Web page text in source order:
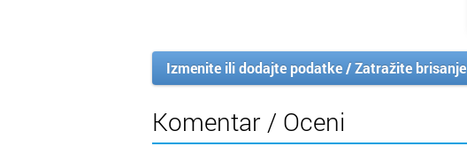
Izmenite ili dodajte podatke / Zatražite brisanje
Komentar / Oceni